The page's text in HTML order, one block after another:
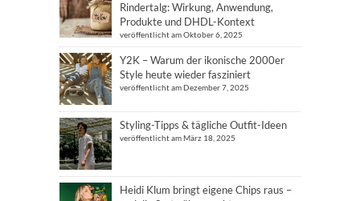
Rindertalg: Wirkung, Anwendung,
Produkte und DHDL-Kontext
veröffentlicht am Oktober 6, 2025
Y2K – Warum der ikonische 2000er
Style heute wieder fasziniert
veröffentlicht am Dezember 7, 2025
Styling-Tipps & tägliche Outfit-Ideen
veröffentlicht am März 18, 2025
Heidi Klum bringt eigene Chips raus –